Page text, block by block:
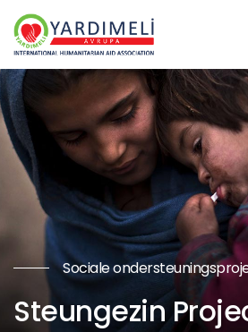
Sociale
Steungezin